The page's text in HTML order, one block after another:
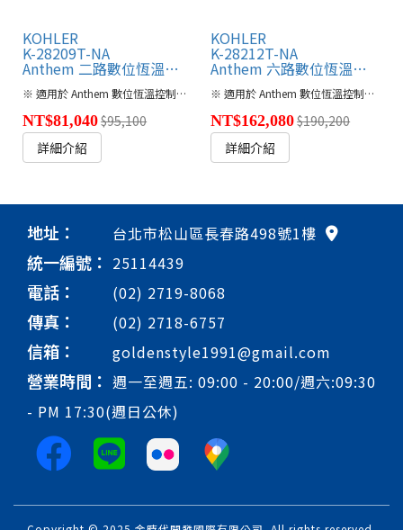
KOHLER
K-28209T-NA
Anthem 二路數位恆溫軸心
※ 適用於 Anthem 數位恆溫控制面板
NT$81,040$95,100
詳細介紹
KOHLER
K-28212T-NA
Anthem 六路數位恆溫軸心
※ 適用於 Anthem 數位恆溫控制面板
NT$162,080$190,200
詳細介紹
地址： 台北市松山區長春路498號1樓
統一編號： 25114439
電話： (02) 2719-8068
傳真： (02) 2718-6757
信箱： goldenstyle1991@gmail.com
營業時間： 週一至週五: 09:00 - 20:00/週六:09:30
- PM 17:30(週日公休)